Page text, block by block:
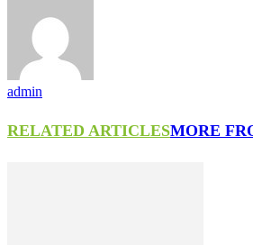
admin
RELATED ARTICLESMORE